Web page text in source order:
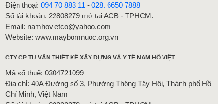
Điện thoại:094 70 888 11 -028. 6650 7888
Số tài khoản: 22808279 mở tại ACB - TPHCM.
Email: namhovietco@yahoo.com
Website: www.maybomnuoc.org.vn
CTY CP TƯ VẤN THIẾT KẾ XÂY DỰNG VÀ Y TẾ NAM HỒ VIỆT
Mã số thuế: 0304721099
Địa chỉ: 40A Đường số 3, Phường Thông Tây Hội, Thành phố Hồ
Chí Minh, Việt Nam